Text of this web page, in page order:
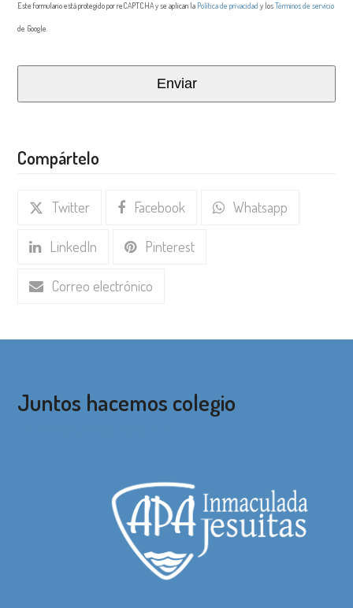
Este formulario está protegido por reCAPTCHA y se aplican la Política de privacidad y losTérminos de servicio
de Google.
Enviar
field
should
left
blank
Compártelo
Twitter Facebook Whatsapp
LinkedIn Pinterest
Correo electrónico
Juntos hacemos colegio